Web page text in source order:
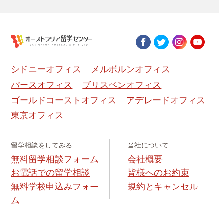
シドニーオフィス
メルボルンオフィス
パースオフィス
ブリスベンオフィス
ゴールドコーストオフィス
アデレードオフィス
東京オフィス
留学相談をしてみる
無料留学相談フォーム
お電話での留学相談
無料学校申込みフォー
ム
当社について
会社概要
皆様へのお約束
規約とキャンセル